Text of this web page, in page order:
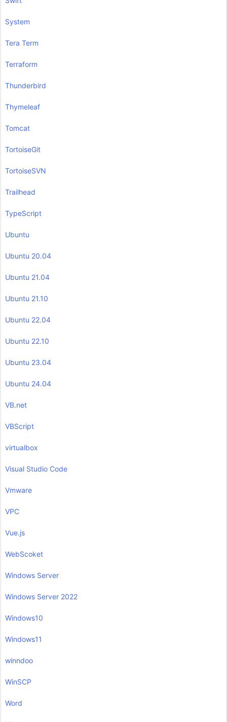
System
Tera Term
Terraform
Thunderbird
Thymeleaf
Tomcat
TortoiseGit
TortoiseSVN
Trailhead
TypeScript
Ubuntu
Ubuntu 20.04
Ubuntu 21.04
Ubuntu 21.10
Ubuntu 22.04
Ubuntu 22.10
Ubuntu 23.04
Ubuntu 24.04
VB.net
VBScript
virtualbox
Visual Studio Code
Vmware
VPC
Vue.js
WebScoket
Windows Server
Windows Server 2022
Windows10
Windows11
winndoo
WinSCP
Word